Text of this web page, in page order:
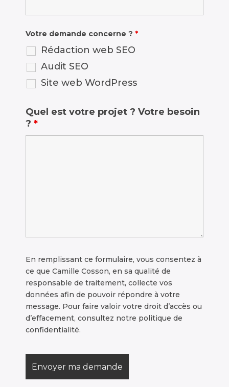
Votre demande concerne ? *
Rédaction web SEO
Audit SEO
Site web WordPress
Quel est votre projet ? Votre besoin
? *
En remplissant ce formulaire, vous consentez à
ce que Camille Cosson, en sa qualité de
responsable de traitement, collecte vos
données afin de pouvoir répondre à votre
message. Pour faire valoir votre droit d’accès ou
d’effacement, consultez notre politique de
confidentialité.